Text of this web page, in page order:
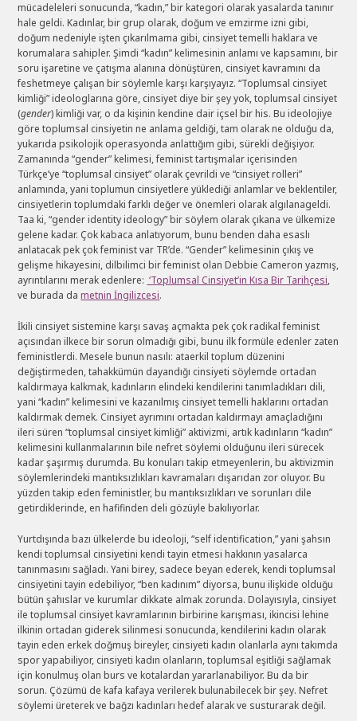
mücadeleleri sonucunda, “kadın,” bir kategori olarak yasalarda tanınır
hale geldi. Kadınlar, bir grup olarak, doğum ve emzirme izni gibi,
doğum nedeniyle işten çıkarılmama gibi, cinsiyet temelli haklara ve
korumalara sahipler. Şimdi “kadın” kelimesinin anlamı ve kapsamını, bir
soru işaretine ve çatışma alanına dönüştüren, cinsiyet kavramını da
feshetmeye çalışan bir söylemle karşı karşıyayız. “Toplumsal cinsiyet
kimliği” ideologlarına göre, cinsiyet diye bir şey yok, toplumsal cinsiyet
(gender) kimliği var, o da kişinin kendine dair içsel bir his. Bu ideolojiye
göre toplumsal cinsiyetin ne anlama geldiği, tam olarak ne olduğu da,
yukarıda psikolojik operasyonda anlattığım gibi, sürekli değişiyor.
Zamanında “gender” kelimesi, feminist tartışmalar içerisinden
Türkçe’ye “toplumsal cinsiyet” olarak çevrildi ve “cinsiyet rolleri”
anlamında, yani toplumun cinsiyetlere yüklediği anlamlar ve beklentiler,
cinsiyetlerin toplumdaki farklı değer ve önemleri olarak algılanageldi.
Taa ki, “gender identity ideology” bir söylem olarak çıkana ve ülkemize
gelene kadar. Çok kabaca anlatıyorum, bunu benden daha esaslı
anlatacak pek çok feminist var TR’de. “Gender” kelimesinin çıkış ve
gelişme hikayesini, dilbilimci bir feminist olan Debbie Cameron yazmış,
ayrıntılarını merak edenlere: ‘Toplumsal Cinsiyet’in Kısa Bir Tarihçesi,
ve burada dametnin İngilizcesi.
İkili cinsiyet sistemine karşı savaş açmakta pek çok radikal feminist
açısından ilkece bir sorun olmadığı gibi, bunu ilk formüle edenler zaten
feministlerdi. Mesele bunun nasılı: ataerkil toplum düzenini
değiştirmeden, tahakkümün dayandığı cinsiyeti söylemde ortadan
kaldırmaya kalkmak, kadınların elindeki kendilerini tanımladıkları dili,
yani “kadın” kelimesini ve kazanılmış cinsiyet temelli haklarını ortadan
kaldırmak demek. Cinsiyet ayrımını ortadan kaldırmayı amaçladığını
ileri süren “toplumsal cinsiyet kimliği” aktivizmi, artık kadınların “kadın”
kelimesini kullanmalarının bile nefret söylemi olduğunu ileri sürecek
kadar şaşırmış durumda. Bu konuları takip etmeyenlerin, bu aktivizmin
söylemlerindeki mantıksızlıkları kavramaları dışarıdan zor oluyor. Bu
yüzden takip eden feministler, bu mantıksızlıkları ve sorunları dile
getirdiklerinde, en hafifinden deli gözüyle bakılıyorlar.
Yurtdışında bazı ülkelerde bu ideoloji, “self identification,” yani şahsın
kendi toplumsal cinsiyetini kendi tayin etmesi hakkının yasalarca
tanınmasını sağladı. Yani birey, sadece beyan ederek, kendi toplumsal
cinsiyetini tayin edebiliyor, “ben kadınım” diyorsa, bunu ilişkide olduğu
bütün şahıslar ve kurumlar dikkate almak zorunda. Dolayısıyla, cinsiyet
ile toplumsal cinsiyet kavramlarının birbirine karışması, ikincisi lehine
ilkinin ortadan giderek silinmesi sonucunda, kendilerini kadın olarak
tayin eden erkek doğmuş bireyler, cinsiyeti kadın olanlarla aynı takımda
spor yapabiliyor, cinsiyeti kadın olanların, toplumsal eşitliği sağlamak
için konulmuş olan burs ve kotalardan yararlanabiliyor. Bu da bir
sorun. Çözümü de kafa kafaya verilerek bulunabilecek bir şey. Nefret
söylemi üreterek ve bağzı kadınları hedef alarak ve susturarak değil.